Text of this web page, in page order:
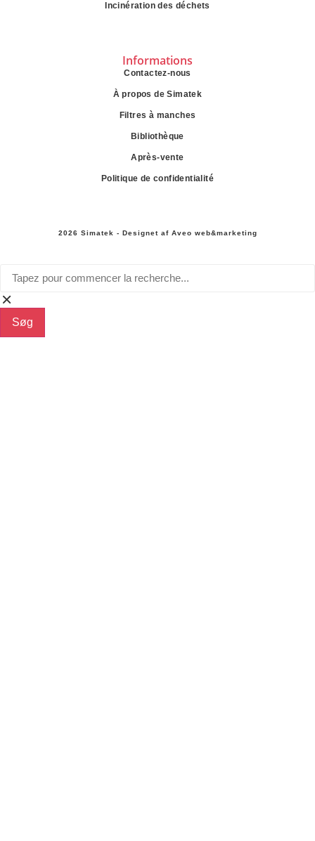
Incinération des déchets
Informations
Contactez-nous
À propos de Simatek
Filtres à manches
Bibliothèque
Après-vente
Politique de confidentialité
2026 Simatek - Designet af Aveo web&marketing
Søg